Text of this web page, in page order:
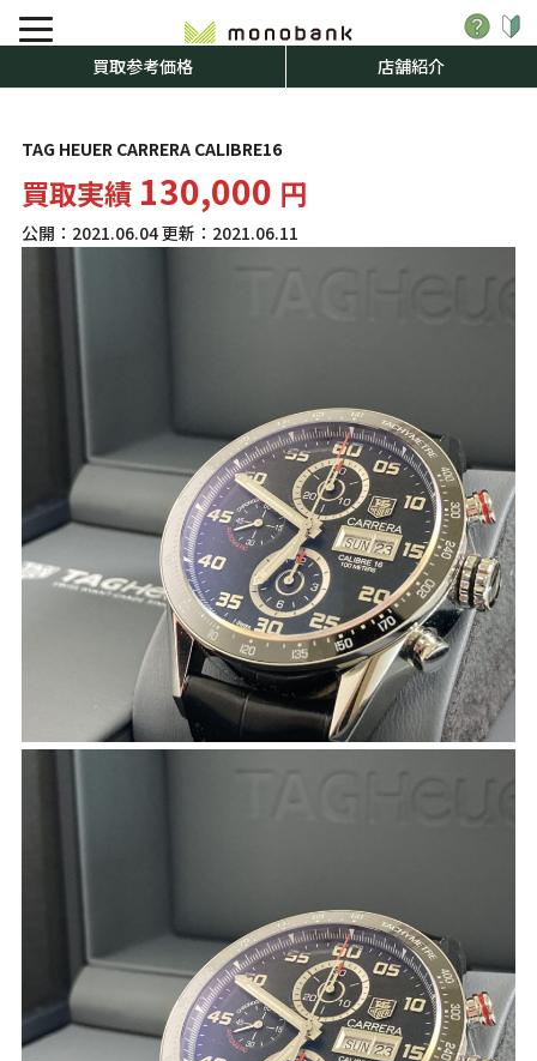
買取参考価格 店舗紹介
TAG HEUER CARRERA CALIBRE16
買取実績130,000 円
公開： 2021.06.04更新： 2021.06.11